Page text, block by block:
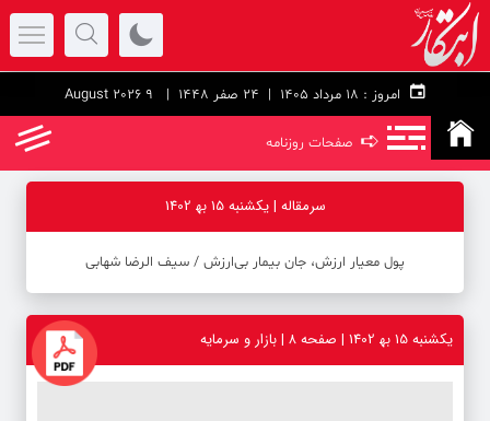
امروز : 24 صفر 1448 | 9 August 2026
➪ صفحات روزنامه
سرمقاله | یکشنبه 15 به‍ 1402
پول معیار ارزش، جان بیمار بی‌ارزش / سیف الرضا شهابی
یکشنبه 15 به‍ 1402 | صفحه ۸ | بازار و سرمایه